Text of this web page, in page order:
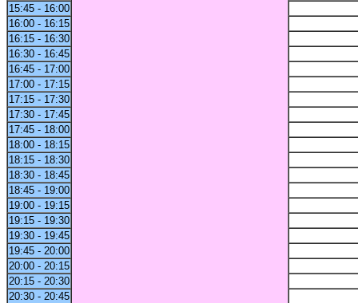
15:45 - 16:00
16:00 - 16:15
16:15 - 16:30
16:30 - 16:45
16:45 - 17:00
17:00 - 17:15
17:15 - 17:30
17:30 - 17:45
17:45 - 18:00
18:00 - 18:15
18:15 - 18:30
18:30 - 18:45
18:45 - 19:00
19:00 - 19:15
19:15 - 19:30
19:30 - 19:45
19:45 - 20:00
20:00 - 20:15
20:15 - 20:30
20:30 - 20:45